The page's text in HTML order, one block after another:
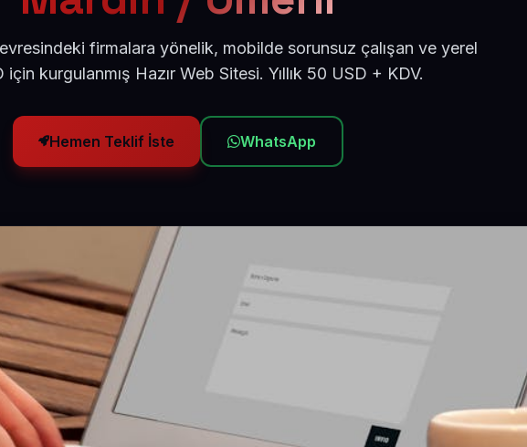
firmalara yönelik, mobilde sorunsuz çalışan ve yerel
için kurgulanmış Hazır Web Sitesi. Yıllık 50 USD + KDV.
Hemen Teklif İste WhatsApp